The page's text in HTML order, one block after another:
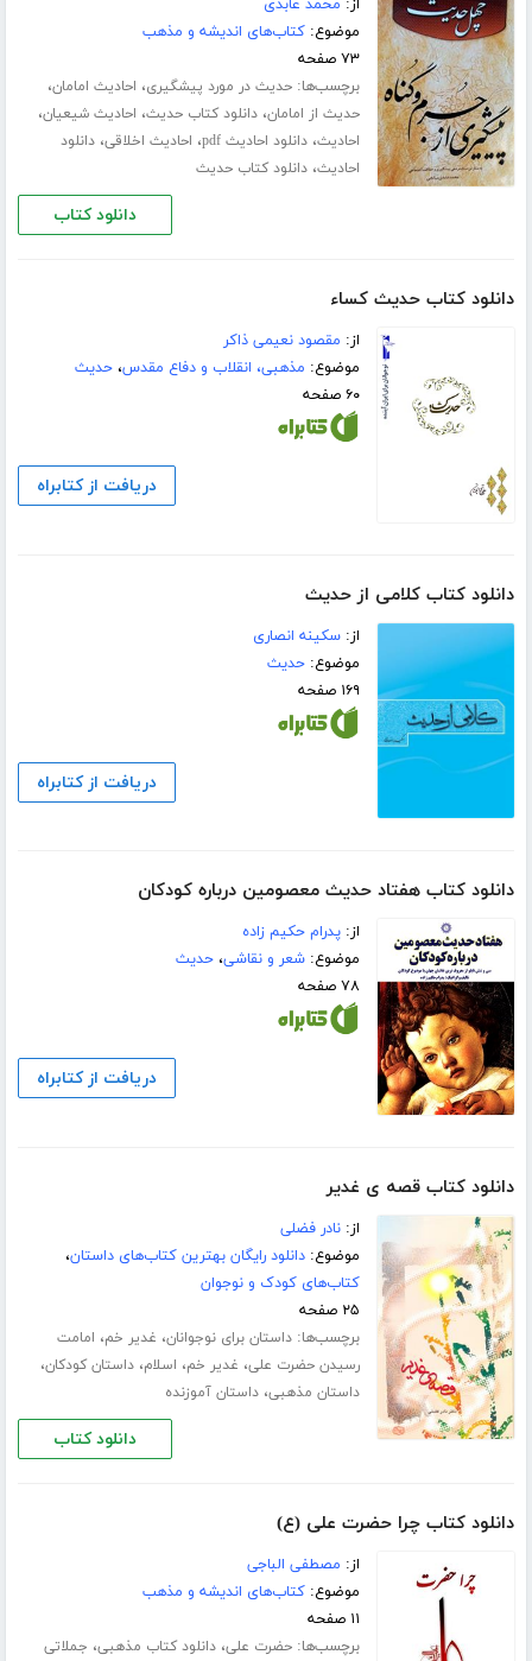
از: محمد عابدی
موضوع:کتاب‌های اندیشه و مذهب
۷۳ صفحه
برچسب‌ها:حدیث در مورد پیشگیری، احادیث امامان،
حدیث از امامان،دانلود کتاب حدیث، احادیث شیعیان،
احادیث،دانلود احادیث pdf ، احادیث اخلاقی،دانلود
احادیث،دانلود کتاب حدیث
دانلود کتاب
دانلود کتاب حدیث کساء
از: مقصود نعیمی ذاکر
موضوع: مذهبی، انقلاب و دفاع مقدس،حدیث
۶۰ صفحه
دریافت از کتابراه
دانلود کتاب کلامی از حدیث
از:سکینه انصاری
موضوع:حدیث
۱۶۹ صفحه
دریافت از کتابراه
دانلود کتاب هفتاد حدیث معصومین درباره کودکان
از:پدرام حکیم زاده
موضوع:شعر و نقاشی،حدیث
۷۸ صفحه
دریافت از کتابراه
دانلود کتاب قصه ی غدیر
از:نادر فضلی
موضوع:دانلود رایگان بهترین کتاب‌های داستان،
کتاب‌های کودک و نوجوان
۲۵ صفحه
برچسب‌ها:داستان برای نوجوانان، غدیر خم، امامت
رسیدن حضرت علی، غدیر خم، اسلام،داستان کودکان،
داستان مذهبی،داستان آموزنده
دانلود کتاب
دانلود کتاب چرا حضرت علی (ع)
از: مصطفی الباجی
موضوع:کتاب‌های اندیشه و مذهب
۱۱ صفحه
برچسب‌ها:حضرت علی،دانلود کتاب مذهبی، جملاتی